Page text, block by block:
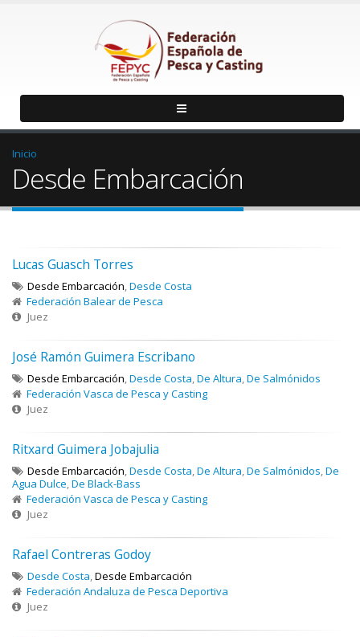
Inicio
Desde Embarcación
Lucas Guasch Torres
Desde Embarcación,Desde Costa
Federación Balear de Pesca
Juez
José Ramón Guimera Escribano
Desde Embarcación,Desde Costa,De Altura,De Salmónidos
Federación Vasca de Pesca y Casting
Juez
Ritxard Guimera Jobajulia
Desde Embarcación,Desde Costa,De Altura,De Salmónidos,De
Agua Dulce,De Black-Bass
Federación Vasca de Pesca y Casting
Juez
Rafael Contreras Godoy
Desde Costa,Desde Embarcación
Federación Andaluza de Pesca Deportiva
Juez